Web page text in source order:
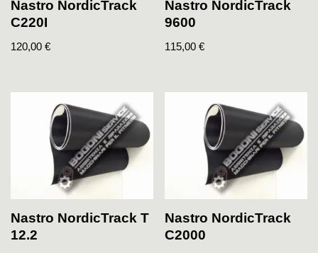
Nastro NordicTrack
C220I
120,00 €
Nastro NordicTrack
9600
115,00€
Nastro NordicTrack T
12.2
Nastro NordicTrack
C2000